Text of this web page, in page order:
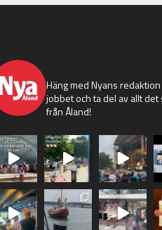
Häng med Nyans
jobbet och ta del av allt det
från Åland!